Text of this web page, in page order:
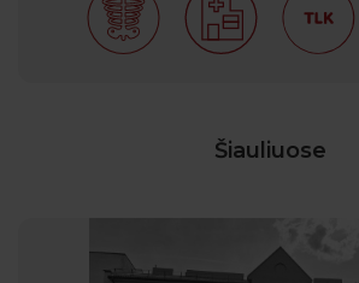
Šiauliuose